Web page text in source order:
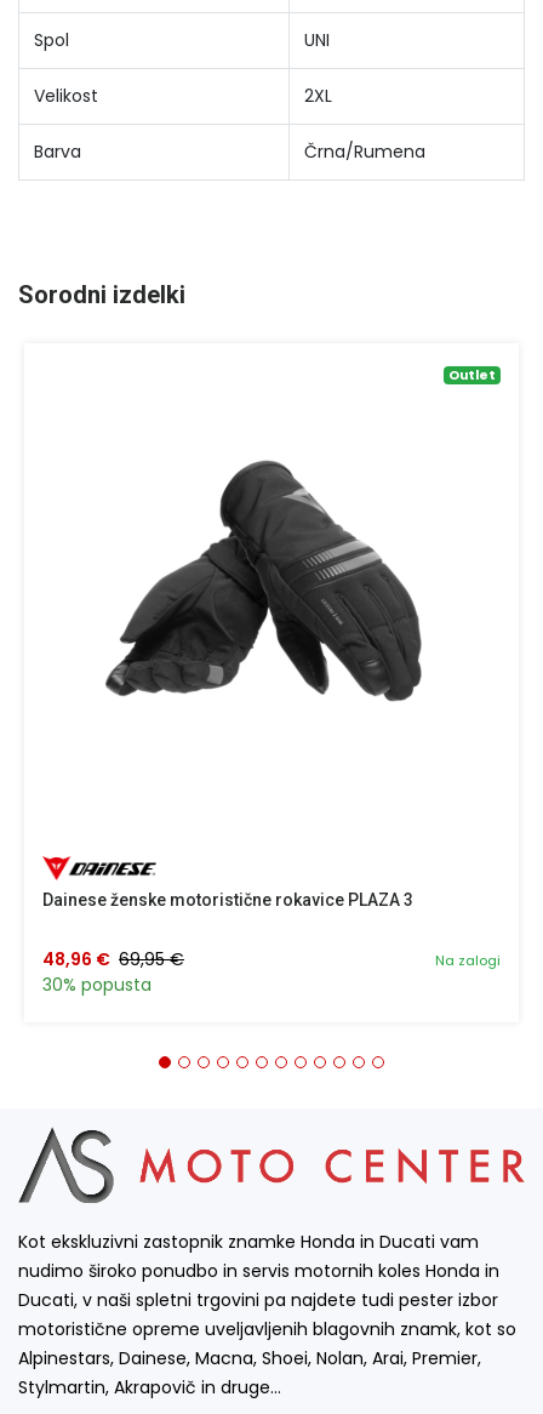
Spol UNI
Velikost 2XL
Barva Črna/Rumena
Sorodni izdelki
Outlet
Dainese ženske motoristične rokavice PLAZA 3
Na zalogi
48,96 € 69,95 €
30% popusta
Kot ekskluzivni zastopnik znamke Honda in Ducati vam
nudimo široko ponudbo in servis motornih koles Honda in
Ducati, v naši spletni trgovini pa najdete tudi pester izbor
motoristične opreme uveljavljenih blagovnih znamk, kot so
Alpinestars, Dainese, Macna, Shoei, Nolan, Arai, Premier,
Stylmartin, Akrapovič in druge…